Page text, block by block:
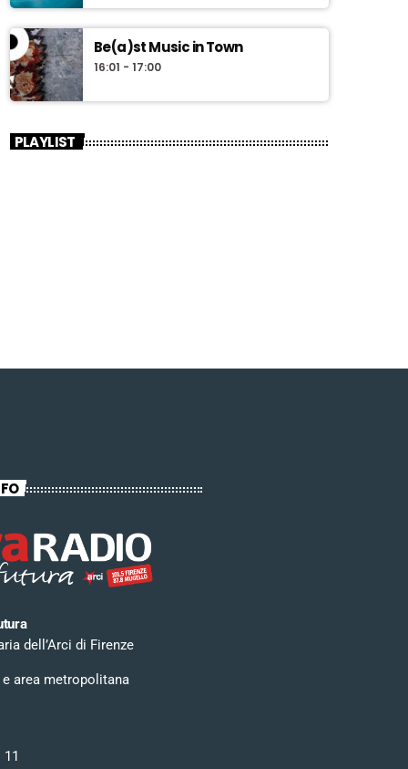
Be(a)st Music in Town
16:01 - 17:00
PLAYLIST
dell’Arci di Firenze
e area metropolitana
11